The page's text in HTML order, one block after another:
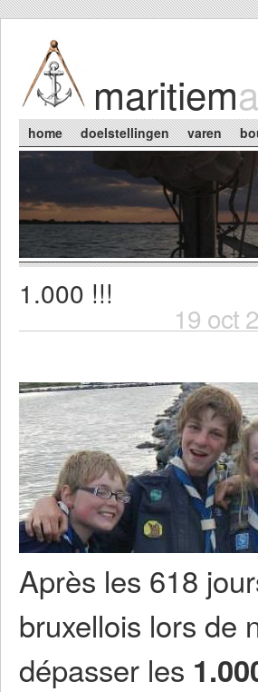
maritiem
Main menu
home doelstellingen varen
You are here
1.000 !!!
19 oct
Après les 618
bruxellois lors de
dépasser les